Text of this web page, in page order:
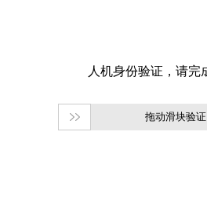
拖动滑块验证